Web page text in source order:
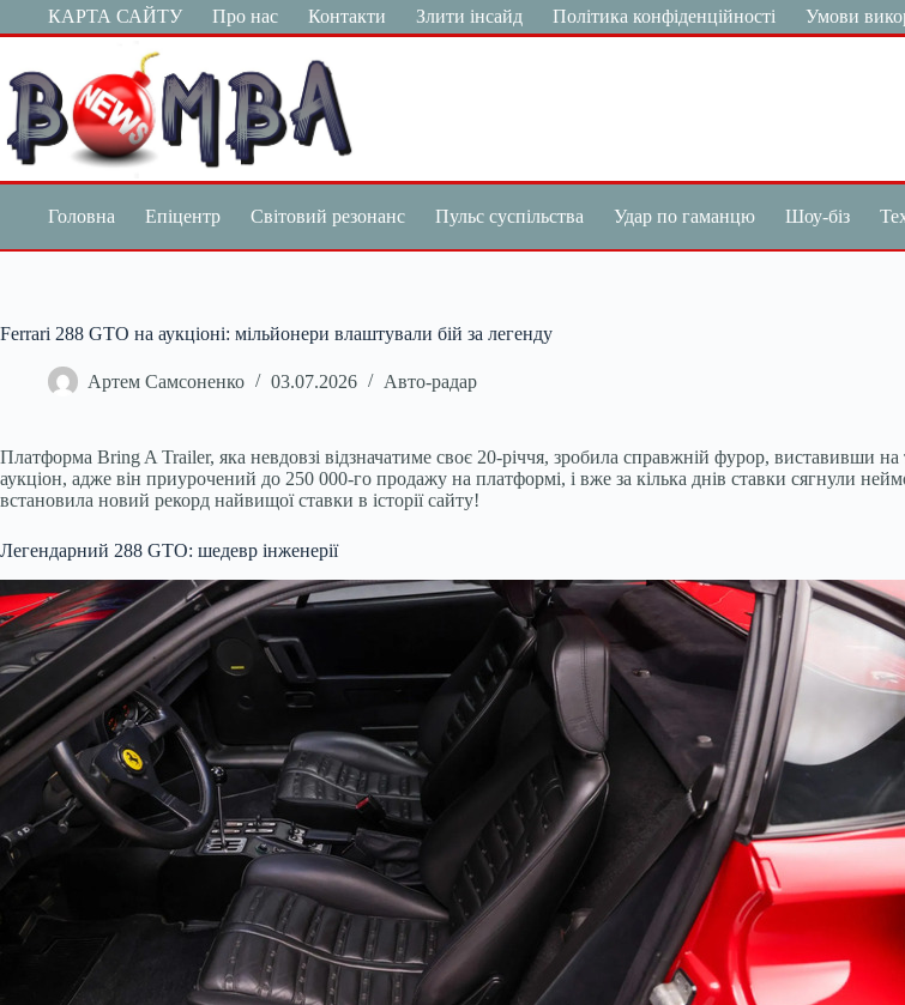
Перейти
до
КАРТА САЙТУ Про нас Контакти Злити інсайд Політика конфіденційності Умови
Головна Епіцентр Світовий резонанс Пульс суспільства Удар по гаманцю Шоу-біз
Ferrari 288 GTO на аукціоні: мільйонери влаштували бій за легенду
Артем Самсоненко 03.07.2026 Авто-радар
Платформа Bring A Trailer, яка невдовзі відзначатиме своє 20-річчя, зробила справжній фурор, виставивши
аукціон, адже він приурочений до 250 000-го продажу на платформі, і вже за кілька днів ставки сягнули
встановила новий рекорд найвищої ставки в історії сайту!
Легендарний 288 GTO: шедевр інженерії